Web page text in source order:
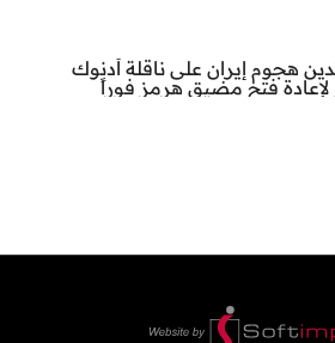
هجوم إيران على ناقلة أدنوك
لإعادة فتح مضيق هرمز فوراً